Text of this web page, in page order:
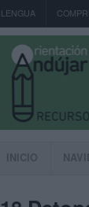
LENGUA
INICIO